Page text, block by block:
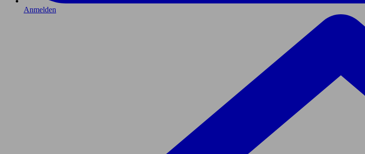
Anmelden